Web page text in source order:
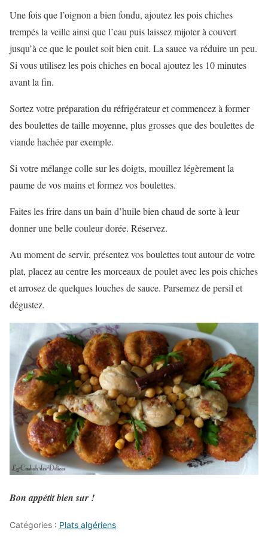
Une fois que l’oignon a bien fondu, ajoutez les pois chiches
trempés la veille ainsi que l’eau puis laissez mijoter à couvert
jusqu’à ce que le poulet soit bien cuit. La sauce va réduire un peu.
Si vous utilisez les pois chiches en bocal ajoutez les 10 minutes
avant la fin.
Sortez votre préparation du réfrigérateur et commencez à former
des boulettes de taille moyenne, plus grosses que des boulettes de
viande hachée par exemple.
Si votre mélange colle sur les doigts, mouillez légèrement la
paume de vos mains et formez vos boulettes.
Faites les frire dans un bain d’huile bien chaud de sorte à leur
donner une belle couleur dorée. Réservez.
Au moment de servir, présentez vos boulettes tout autour de votre
plat, placez au centre les morceaux de poulet avec les pois chiches
et arrosez de quelques louches de sauce. Parsemez de persil et
dégustez.
Bon appétit bien sur !
Catégories : Plats algériens